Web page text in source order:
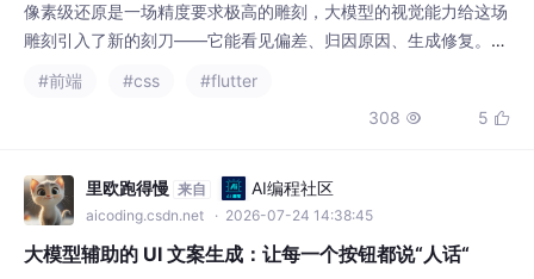
像素级还原是一场精度要求极高的雕刻，大模型的视觉能力给这场
雕刻引入了新的刻刀——它能看见偏差、归因原因、生成修复。但
刻刀再锋利，也需要稳定的参照系和闭环的验证机制。链路设计的
代码修复交给精准的补丁生成。三类能力各司其职，不交叉、不越
验证是安全网。还原的终点不是"完全一致"，而是"偏
#前端 #css
#flutter
308  5 
里欧跑得慢 来自 AI编程社区
aicoding.csdn.net · 2026-07-24 14:38:45
大模型辅助的 UI 文案生成：让每一个按钮都说“人话“